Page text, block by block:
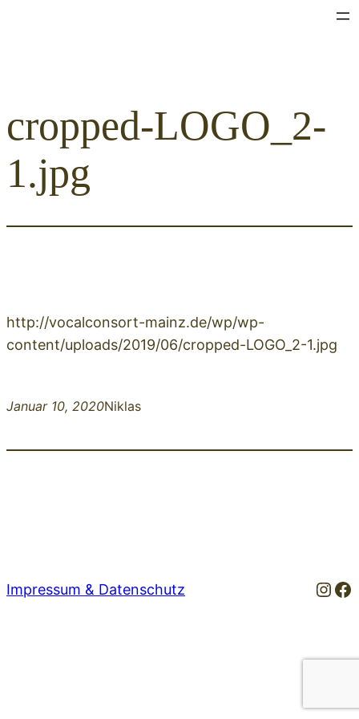
cropped-LOGO_2-
1.jpg
http://vocalconsort-mainz.de/wp/wp-
content/uploads/2019/06/cropped-LOGO_2-1.jpg
Januar 10, 2020Niklas
Impressum & Datenschutz